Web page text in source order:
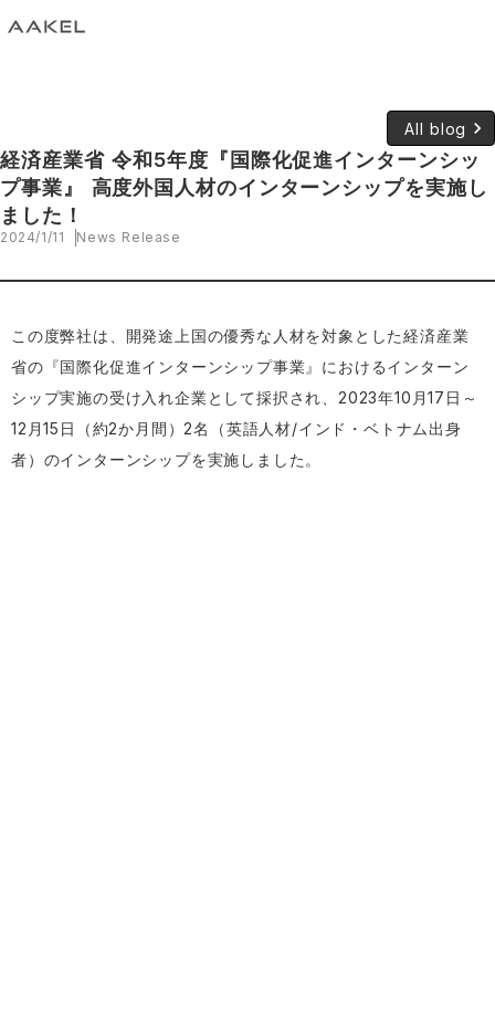
All blog keyboard_arrow_right
経済産業省 令和5年度『国際化促進インターンシッ
プ事業』 高度外国人材のインターンシップを実施し
ました！
2024/1/11 News Release
この度弊社は、開発途上国の優秀な人材を対象とした経済産業
省の『国際化促進インターンシップ事業』におけるインターン
シップ実施の受け入れ企業として採択され、2023年10月17日～
12月15日（約2か月間）2名（英語人材/インド・ベトナム出身
者）のインターンシップを実施しました。